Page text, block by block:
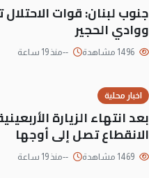
جنوب لبنان: قوات
ووادي الحجير
--منذ 19 ساعة
اخبار محلية
بعد انتهاء الزيارة
الانقطاع تصل إلى أوجها
--منذ 19 ساعة